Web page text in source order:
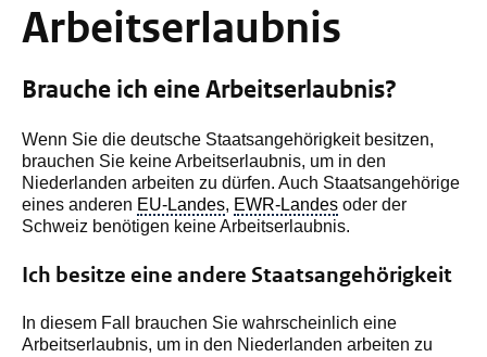
Arbeitserlaubnis
Brauche ich eine Arbeitserlaubnis?
Wenn Sie die deutsche Staatsangehörigkeit besitzen,
brauchen Sie keine Arbeitserlaubnis, um in den
Niederlanden arbeiten zu dürfen. Auch Staatsangehörige
eines anderen EU-Landes, EWR-Landes oder der
Schweiz benötigen keine Arbeitserlaubnis.
Ich besitze eine andere Staatsangehörigkeit
In diesem Fall brauchen Sie wahrscheinlich eine
Arbeitserlaubnis, um in den Niederlanden arbeiten zu